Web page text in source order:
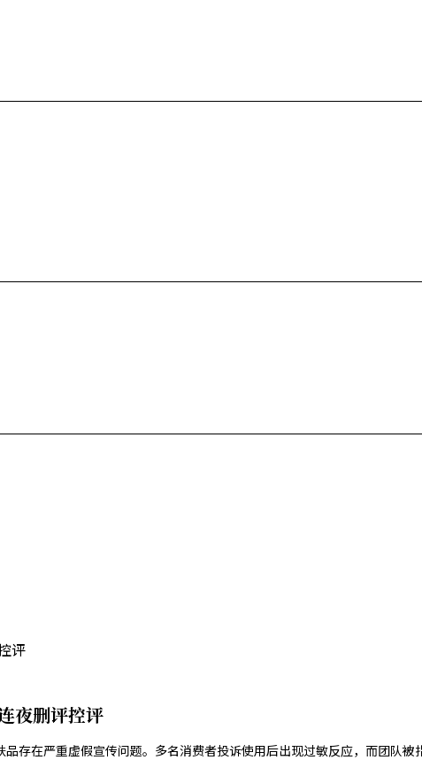
夜删评控评
存在严重虚假宣传问题。多名消费者投诉使用后出现过敏反应，而团队被